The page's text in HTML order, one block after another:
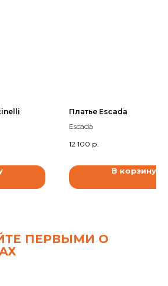
Платье Escada
Escada
12 100 р.
В корзину
ПЕРВЫМИ О